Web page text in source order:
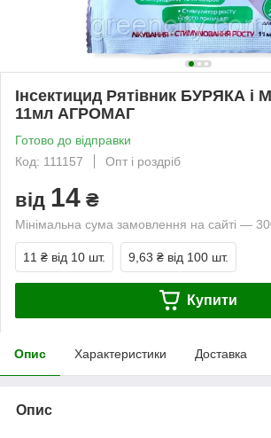
Інсектицид Рятівник БУРЯКА
11мл АГРОМАГ
Готово до відправки
Код: 111157
Опт і роздріб
від 14 ₴
Мінімальна сума замовлення на сайті —
11 ₴ від 10 шт. 9,63 ₴ від 100 шт.
Купити
Опис Характеристики Доставка
Опис